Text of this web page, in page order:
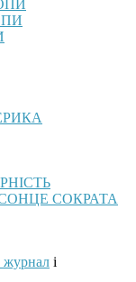
СОНЦЕ СОКРАТА
журнал і